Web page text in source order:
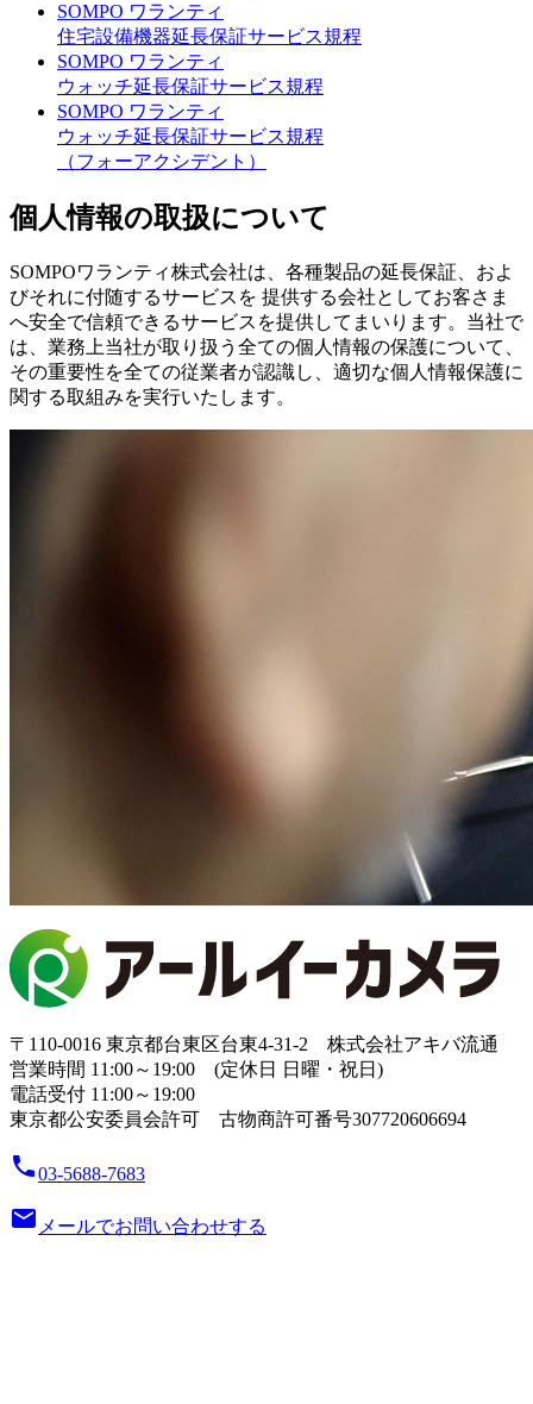
SOMPO ワランティ
住宅設備機器延長保証サービス規程
SOMPO ワランティ
ウォッチ延長保証サービス規程
SOMPO ワランティ
ウォッチ延長保証サービス規程
（フォーアクシデント）
個人情報の取扱について
SOMPOワランティ株式会社は、各種製品の延長保証、およ
びそれに付随するサービスを 提供する会社としてお客さま
へ安全で信頼できるサービスを提供してまいります。当社で
は、業務上当社が取り扱う全ての個人情報の保護について、
その重要性を全ての従業者が認識し、適切な個人情報保護に
関する取組みを実行いたします。
〒110-0016 東京都台東区台東4-31-2 株式会社アキバ流通
営業時間 11:00～19:00 (定休日 日曜・祝日)
電話受付 11:00～19:00
東京都公安委員会許可 古物商許可番号307720606694
local_phone03-5688-7683
email メールでお問い合わせする